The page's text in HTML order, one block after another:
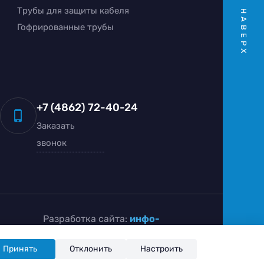
НАВЕРХ
Трубы для защиты кабеля
Гофрированные трубы
+7 (4862) 72-40-24
Заказать
звонок
Разработка сайта: инфо-
Принять Отклонить Настроить